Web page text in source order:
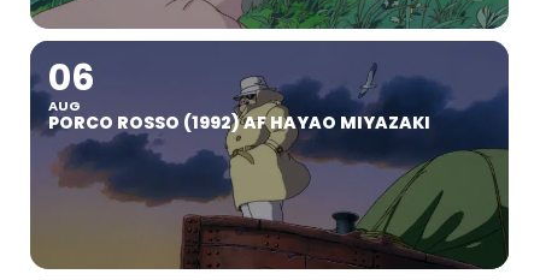
06
AUG
PORCO ROSSO (1992) AF HAYAO MIYAZAKI